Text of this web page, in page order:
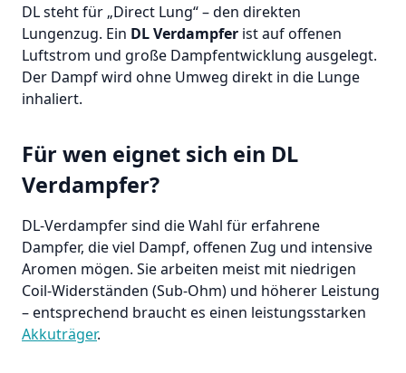
DL steht für „Direct Lung“ – den direkten
Lungenzug. Ein DL Verdampfer ist auf offenen
Luftstrom und große Dampfentwicklung ausgelegt.
Der Dampf wird ohne Umweg direkt in die Lunge
inhaliert.
Für wen eignet sich ein DL
Verdampfer?
DL-Verdampfer sind die Wahl für erfahrene
Dampfer, die viel Dampf, offenen Zug und intensive
Aromen mögen. Sie arbeiten meist mit niedrigen
Coil-Widerständen (Sub-Ohm) und höherer Leistung
– entsprechend braucht es einen leistungsstarken
Akkuträger.